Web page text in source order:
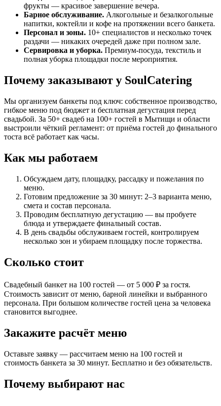
фрукты — красивое завершение вечера.
Барное обслуживание. Алкогольные и безалкогольные
напитки, коктейли и кофе на протяжении всего банкета.
Персонал и зоны. 10+ специалистов и несколько точек
раздачи — никаких очередей даже при полном зале.
Сервировка и уборка. Премиум-посуда, текстиль и
полная уборка площадки после мероприятия.
Почему заказывают у SoulCatering
Мы организуем банкеты под ключ: собственное производство,
гибкое меню под бюджет и бесплатная дегустация перед
свадьбой. За 50+ свадеб на 100+ гостей в Мытищи и области
выстроили чёткий регламент: от приёма гостей до финального
тоста всё работает как часы.
Как мы работаем
Обсуждаем дату, площадку, рассадку и пожелания по
меню.
Готовим предложение за 30 минут: 2–3 варианта меню,
смета и состав персонала.
Проводим бесплатную дегустацию — вы пробуете
блюда и утверждаете финальный состав.
В день свадьбы обслуживаем гостей, контролируем
несколько зон и убираем площадку после торжества.
Сколько стоит
Свадебный банкет на 100 гостей — от 5 000 ₽ за гостя.
Стоимость зависит от меню, барной линейки и выбранного
персонала. При большом количестве гостей цена за человека
становится выгоднее.
Закажите расчёт меню
Оставьте заявку — рассчитаем меню на 100 гостей и
стоимость банкета за 30 минут. Бесплатно и без обязательств.
Почему выбирают нас